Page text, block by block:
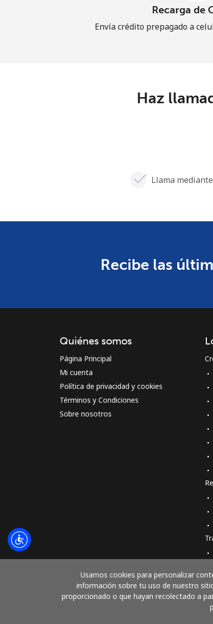
Recarga de
Envía crédito prepagado a
Haz
Llama
Recibe las
Usamos cookies para personalizar
información sobre tu uso de nuestro
proporcionado o que hayan recolectado a
Quiénes somos
Página Principal
Mi cuenta
Política de privacidad y cookies
Términos y Condiciones
Sobre nosotros